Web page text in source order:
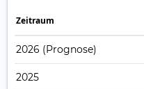
Zeitraum
2026 (Prognose)
2025